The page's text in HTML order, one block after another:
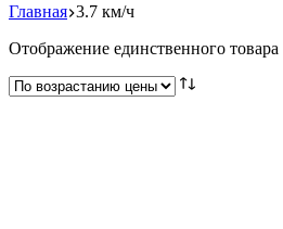
Главная 3.7 км/ч
Отображение единственного товара